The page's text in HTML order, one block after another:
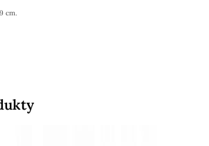
cm.